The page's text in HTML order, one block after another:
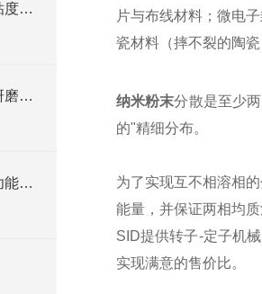
碳纳米管研磨分散机用于高粘度的场合
革新纳米世界：一窥石墨烯研磨分散机的广泛应用
芳纶沉析机自身拥有怎样的功能呢？
片与布线材料；微电
瓷材料（摔不裂的陶
纳米粉末分散是至少
的"精细分布。
为了实现互不相溶相
能量，并保证两相均
SID提供转子-定子机
实现满意的售价比。